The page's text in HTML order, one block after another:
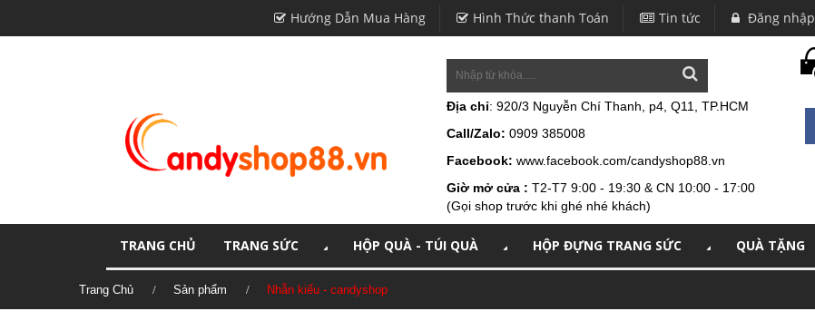
Hướng Dẫn Mua Hàng Hình Thức thanh Toán Tin tức Đăng nhập
Địa chỉ: 920/3 Nguyễn Chí Thanh, p4, Q11, TP.HCM
Call/Zalo: 0909 385008
Facebook: www.facebook.com/candyshop88.vn
Giờ mở cửa : T2-T7 9:00 - 19:30 & CN 10:00 - 17:00
(Gọi shop trước khi ghé nhé khách)
TRANG CHỦ TRANG SỨC HỘP QUÀ - TÚI QUÀ HỘP ĐỰNG TRANG SỨC QUÀ TẶNG
Trang Chủ Sản phẩm Nhẫn kiểu - candyshop